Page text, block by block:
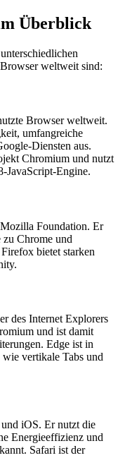
Überblick
weltweit sind:
Browser weltweit.
umfangreiche
Diensten aus.
Chromium und nutzt
JavaScript-Engine.
Foundation. Er
Chrome und
bietet starken
des Internet Explorers
und ist damit
Edge ist in
vertikale Tabs und
iOS. Er nutzt die
Energieeffizienz und
Safari ist der